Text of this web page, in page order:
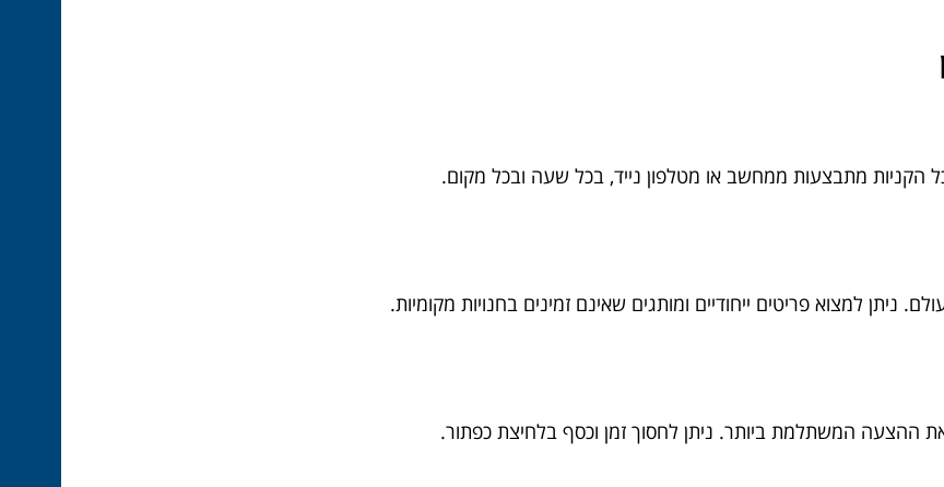
הקניות מתבצעות ממחשב או מטלפון נייד, בכל שעה ובכל מקום.
ניתן למצוא פריטים ייחודיים ומותגים שאינם זמינים בחנויות מקומיות.
את ההצעה המשתלמת ביותר. ניתן לחסוך זמן וכסף בלחיצת כפתור.